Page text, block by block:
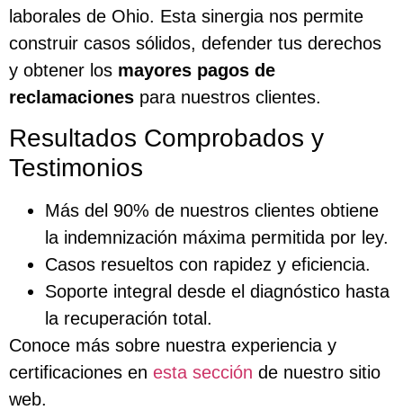
laborales de Ohio. Esta sinergia nos permite
construir casos sólidos, defender tus derechos
y obtener los mayores pagos de
reclamaciones para nuestros clientes.
Resultados Comprobados y
Testimonios
Más del 90% de nuestros clientes obtiene
la indemnización máxima permitida por ley.
Casos resueltos con rapidez y eficiencia.
Soporte integral desde el diagnóstico hasta
la recuperación total.
Conoce más sobre nuestra experiencia y
certificaciones en esta sección de nuestro sitio
web.